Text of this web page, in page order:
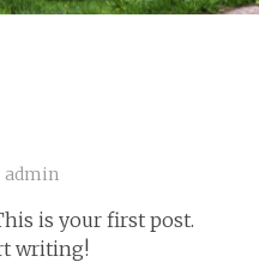
admin
is your first post.
writing!